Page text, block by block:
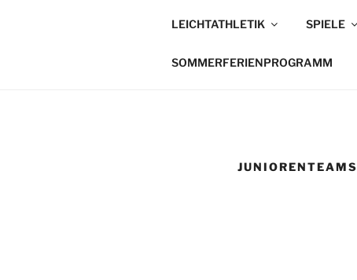
LEICHTATHLETIK SPIELE
SOMMERFERIENPROGRAMM
JUNIORENTEAMS